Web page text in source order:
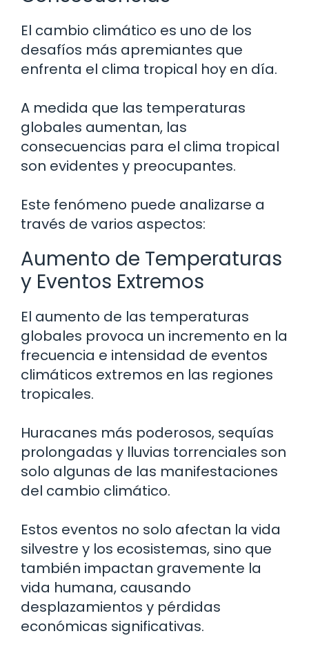
El cambio climático es uno de los
desafíos más apremiantes que
enfrenta el clima tropical hoy en día.
A medida que las temperaturas
globales aumentan, las
consecuencias para el clima tropical
son evidentes y preocupantes.
Este fenómeno puede analizarse a
través de varios aspectos:
Aumento de Temperaturas
y Eventos Extremos
El aumento de las temperaturas
globales provoca un incremento en la
frecuencia e intensidad de eventos
climáticos extremos en las regiones
tropicales.
Huracanes más poderosos, sequías
prolongadas y lluvias torrenciales son
solo algunas de las manifestaciones
del cambio climático.
Estos eventos no solo afectan la vida
silvestre y los ecosistemas, sino que
también impactan gravemente la
vida humana, causando
desplazamientos y pérdidas
económicas significativas.